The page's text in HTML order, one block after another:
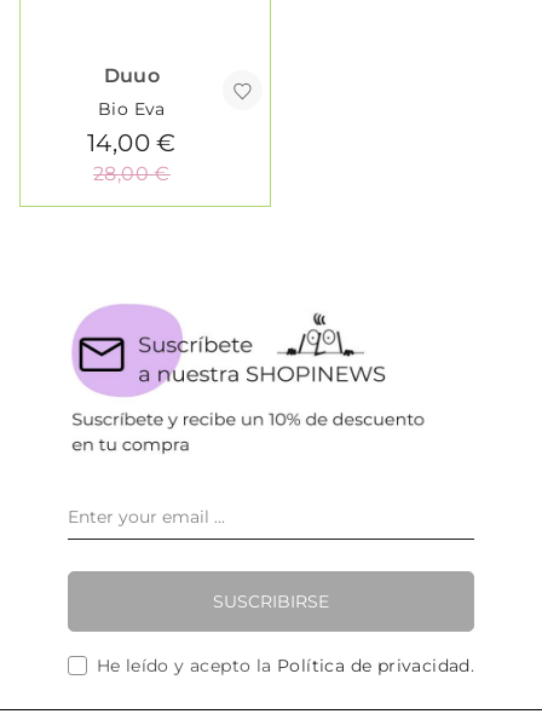
Duuo
Bio Eva
14,00 €
28,00 €
SUSCRIBIRSE
He leído y acepto la Política de privacidad.